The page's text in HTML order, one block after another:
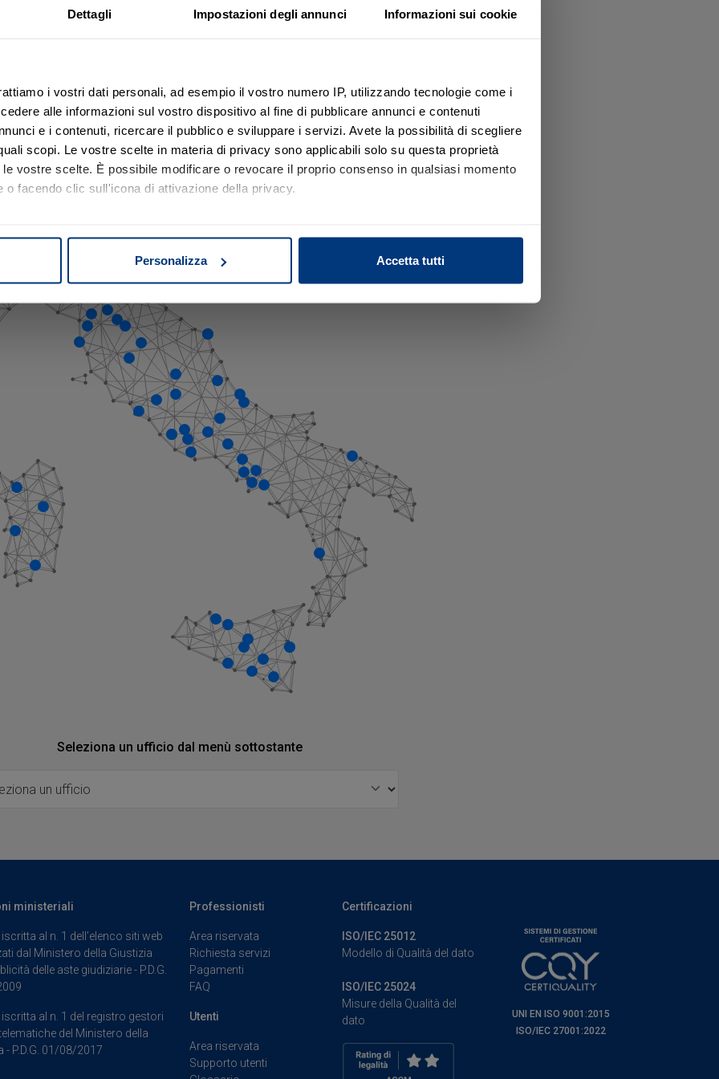
Dettagli Impostazioni degli annunci Informazioni sui cookie
i vostri dati personali, ad esempio il vostro numero IP, utilizzando tecnologie come i
alle informazioni sul vostro dispositivo al fine di pubblicare annunci e contenuti
e i contenuti, ricercare il pubblico e sviluppare i servizi. Avete la possibilità di scegliere
scopi. Le vostre scelte in materia di privacy sono applicabili solo su questa proprietà
vostre scelte. È possibile modificare o revocare il proprio consenso in qualsiasi momento
o facendo clic sull'icona di attivazione della privacy.
scansionandolo attivamente alla ricerca di caratteristiche specifiche (impronte
elaborati i tuoi dati personali e imposta le tue preferenze nella
in qualsiasi momento dalla Dichiarazione sui cookie.
contenuti ed annunci, per fornire funzionalità dei social media e per analizzare il
informazioni sul modo in cui utilizza il nostro sito con i nostri partner che si occupano
e social media, i quali potrebbero combinarle con altre informazioni che ha fornito loro o
Personalizza Accetta tutti
La nostra presenza sul territorio
e consulenti distribuiti sul territorio nazionale, nelle seguenti sedi e punti operativi.
sulla mappa e scopri l'indirizzo della sede più vicino a te
Seleziona un ufficio dal menù sottostante
ministeriali
al n. 1 dell’elenco siti web
dal Ministero della Giustizia
delle aste giudiziarie - P.D.G.
al n. 1 del registro gestori
del Ministero della
- P.D.G. 01/08/2017
Professionisti
Area riservata
Richiesta servizi
Pagamenti
FAQ
Utenti
Area riservata
Supporto utenti
Certificazioni
ISO/IEC 25012
Modello di Qualità del dato
ISO/IEC 25024
Misure della Qualità del
dato
UNI EN ISO 9001:2015
ISO/IEC 27001:2022
comprendere e
in sicurezza.
passo.